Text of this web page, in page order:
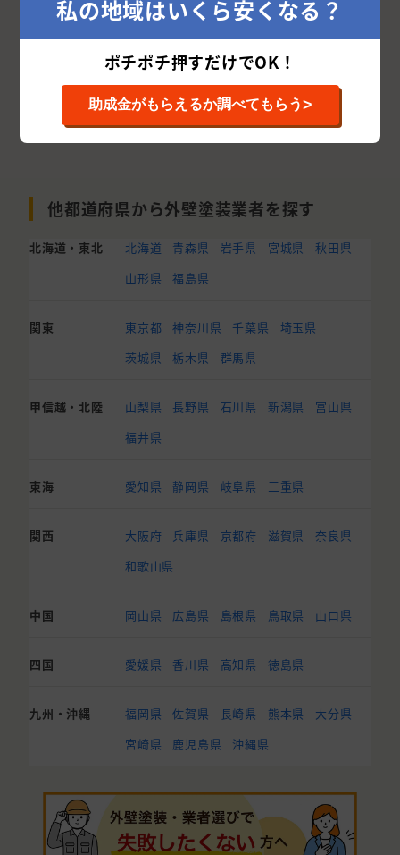
他都道府県から外壁塗装業者を探す
北海道・東北 北海道 青森県 岩手県 宮城県
秋田県
山形県
福島県
関東 東京都 神奈川県 千葉県
埼玉県
茨城県
栃木県 群馬県
甲信越・北陸 山梨県 長野県 石川県 新潟県
富山県
福井県
東海 愛知県 静岡県 岐阜県 三重県
関西 大阪府 兵庫県 京都府 滋賀県
奈良県
和歌山県
中国 岡山県 広島県 島根県 鳥取県 山口県
四国 愛媛県 香川県 高知県 徳島県
九州・沖縄 福岡県 佐賀県 長崎県 熊本県
大分県
宮崎県
鹿児島県 沖縄県
私の地域はいくら安くなる？
ポチポチ押すだけでOK！
助成金がもらえるか調べてもらう>